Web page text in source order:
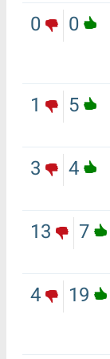
0
0
5
1
4
3
7
13
19
4